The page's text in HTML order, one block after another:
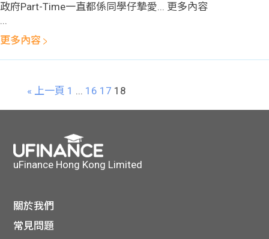
政府Part-Time一直都係同學仔摯愛... 更多內容
...
更多內容
« 上一頁 1 ... 16 17 18
uFinance Hong Kong Limited
關於我們
常見問題